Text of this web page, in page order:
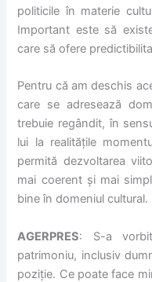
politicile în materie
Important este să
care să ofere
Pentru că am deschis
care se adresează
trebuie regândit, în
lui la realitățile
permită dezvoltarea
mai coerent și mai
bine în domeniul cultural.
AGERPRES: S-a
patrimoniu, inclusiv
poziție. Ce poate face